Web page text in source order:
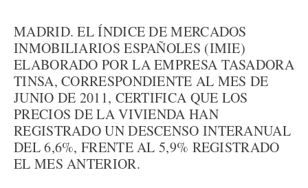
MADRID. EL ÍNDICE DE MERCADOS
INMOBILIARIOS ESPAÑOLES (IMIE)
ELABORADO POR LA EMPRESA TASADORA
TINSA, CORRESPONDIENTE AL MES DE
JUNIO DE 2011, CERTIFICA QUE LOS
PRECIOS DE LA VIVIENDA HAN
REGISTRADO UN DESCENSO INTERANUAL
DEL 6,6%, FRENTE AL 5,9% REGISTRADO
EL MES ANTERIOR.